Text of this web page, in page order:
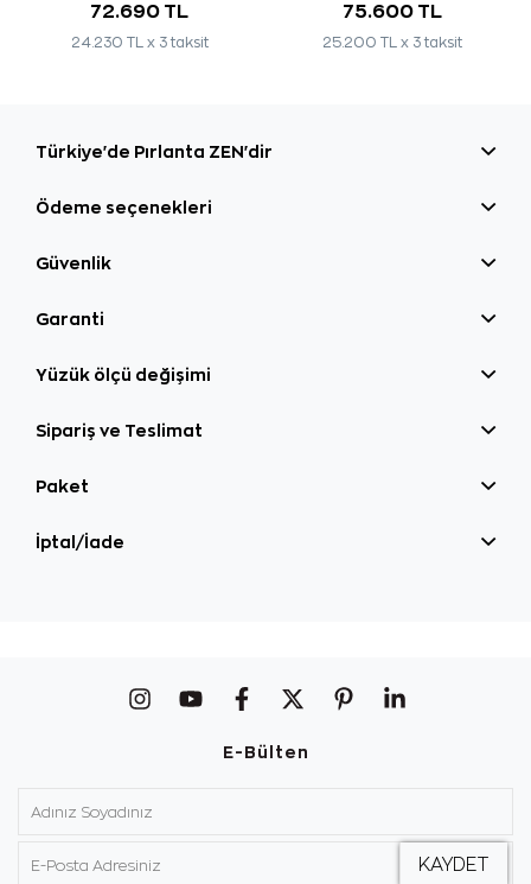
72.690 TL
24.230 TL x 3 taksit
75.600 TL
25.200 TL x 3 taksit
Türkiye'de Pırlanta ZEN'dir
Ödeme seçenekleri
Güvenlik
Garanti
Yüzük ölçü değişimi
Sipariş ve Teslimat
Paket
İptal/İade
E-Bülten